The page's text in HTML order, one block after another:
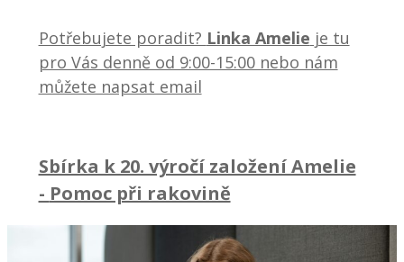
Potřebujete poradit? Linka Amelie je tu
pro Vás denně od 9:00-15:00 nebo nám
můžete napsat email
Sbírka k 20. výročí založení Amelie
- Pomoc při rakovině